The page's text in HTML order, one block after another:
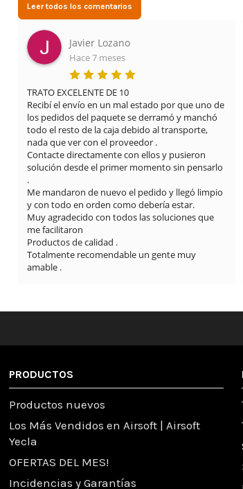
Leer todos los comentarios
Leonardo Cifuentes Ortiz
Hace 3 meses
Muy buena experiencia con Airsof yecla. El
servicio ha sido excelente desde el primer
momento. Me proporcionaron una solución
rápida y eficaz para el problema que tenía con
la réplica, manteniendo una atención muy
profesional y amable en todo momento.
El envío fue muy rápido y además se nota que
cuidan mucho los detalles: limpieza del arma,
revisión completa y vídeos explicando el estado
y funcionamiento. La comunicación también ha
sido muy buena durante todo el proceso.
Sin duda, una tienda totalmente recomendable
por la atención al cliente y la seriedad con la que
trabajan.
PRODUCTOS
Productos nuevos
Los Más Vendidos en Airsoft | Airsoft
Yecla
OFERTAS DEL MES!
Incidencias y Garantías